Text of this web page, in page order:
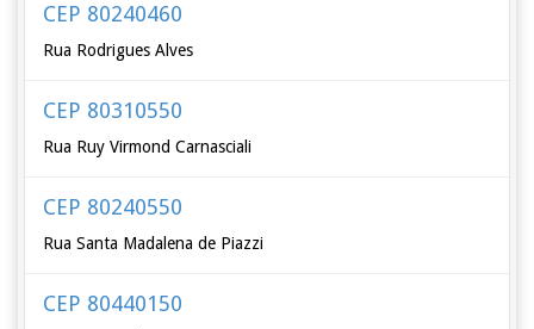
CEP 80240460
Rua Rodrigues Alves
CEP 80310550
Rua Ruy Virmond Carnasciali
CEP 80240550
Rua Santa Madalena de Piazzi
CEP 80440150